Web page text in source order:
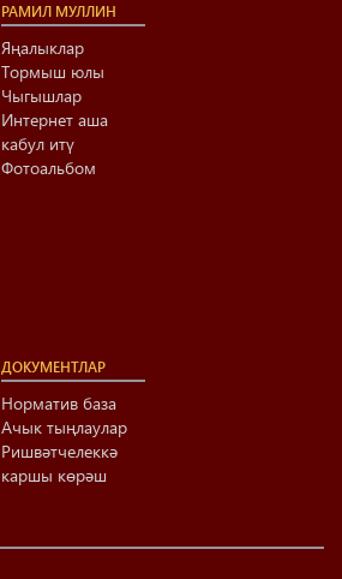
РАМИЛ МУЛЛИН
Яңалыклар
Тормыш юлы
Чыгышлар
Интернет аша
кабул итү
Фотоальбом
ДОКУМЕНТЛАР
Норматив база
Ачык тыңлаулар
Ришвәтчелеккә
каршы көрәш